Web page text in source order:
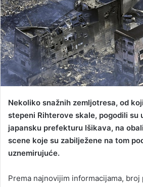
m
a
i
l
Nekoliko snažnih zemljotresa, od
stepeni Rihterove skale, pogodili su
japansku prefekturu Išikava, na
scene koje su zabilježene na tom
uznemirujuće.
Prema najnovijim informacijama, broj